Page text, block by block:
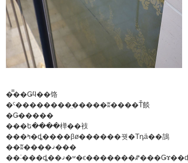
�̿��Ǥϥ��饹
�ˤ��������̤�����ʬ����Ť餤
�Ǥ�����
���ե����椫��衼
���ߤ�ȡ����βø������꿧�Τդä��鴶
��ʬ����ޤ���
��˸���ȡ��ޤ�ʷ�ϵ�������ꤽ���Ǥɤ��ʤ